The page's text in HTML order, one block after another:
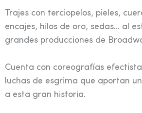
Trajes con terciopelos, pieles,
encajes, hilos de oro, sedas… al
grandes producciones de
Cuenta con coreografías
luchas de esgrima que aportan
a esta gran historia.